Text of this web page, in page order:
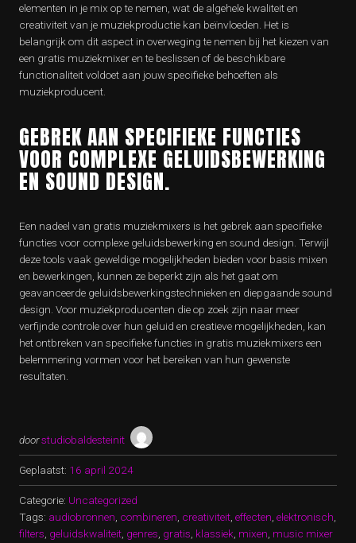
elementen in je mix op te nemen, wat de algehele kwaliteit en
creativiteit van je muziekproductie kan beïnvloeden. Het is
belangrijk om dit aspect in overweging te nemen bij het kiezen van
een gratis muziekmixer en te beslissen of de beschikbare
functionaliteit voldoet aan jouw specifieke behoeften als
muziekproducent.
GEBREK AAN SPECIFIEKE FUNCTIES
VOOR COMPLEXE GELUIDSBEWERKING
EN SOUND DESIGN.
Een nadeel van gratis muziekmixers is het gebrek aan specifieke
functies voor complexe geluidsbewerking en sound design. Terwijl
deze tools vaak geweldige mogelijkheden bieden voor basis mixen
en bewerkingen, kunnen ze beperkt zijn als het gaat om
geavanceerde geluidsbewerkingstechnieken en diepgaande sound
design. Voor muziekproducenten die op zoek zijn naar meer
verfijnde controle over hun geluid en creatieve mogelijkheden, kan
het ontbreken van specifieke functies in gratis muziekmixers een
belemmering vormen voor het bereiken van hun gewenste
resultaten.
doorstudiobaldesteinit
Geplaatst: 16 april 2024
Categorie: Uncategorized
Tags: audiobronnen combineren creativiteit effecten elektronisch
filters geluidskwaliteit genres gratis klassiek mixen music mixer